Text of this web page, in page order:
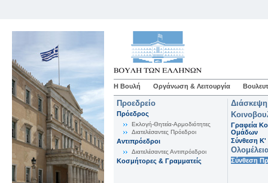
Η Βουλή Οργάνωση & Λειτουργία
Προεδρείο
Πρόεδρος
Εκλογή-Θητεία-Αρμοδιότητες
Διατελέσαντες Πρόεδροι
Αντιπρόεδροι
Διατελέσαντες Αντιπρόεδροι
Κοσμήτορες & Γραμματείς
Γραφεία
Ομάδων
Σύνθεση K'
Σύνθεση